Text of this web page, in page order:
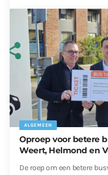
ALGEMEEN
Oproep voor betere
Weert, Helmond en
De roep om een betere